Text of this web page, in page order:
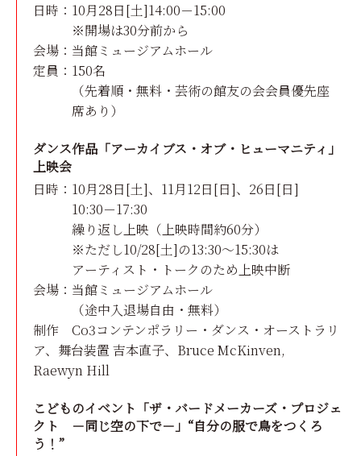
日時： 10月28日[土]14:00－15:00
※開場は30分前から
会場： 当館ミュージアムホール
定員： 150名
（先着順・無料・芸術の館友の会会員優先座
席あり）
ダンス作品「アーカイブス・オブ・ヒューマニティ」
上映会
日時： 10月28日[土]、11月12日[日]、 26日[日]
10:30－17:30
繰り返し上映（上映時間約60分）
※ただし10/28[土]の13:30～15:30は
アーティスト・トークのため上映中断
会場： 当館ミュージアムホール
（途中入退場自由・無料）
制作 Co3コンテンポラリー・ダンス・オーストラリ
ア、 舞台装置 吉本直子、 Bruce McKinven,
Raewyn Hill
こどものイベント「ザ・バードメーカーズ・プロジェ
クト －同じ空の下で－」“自分の服で鳥をつくろ
う！”